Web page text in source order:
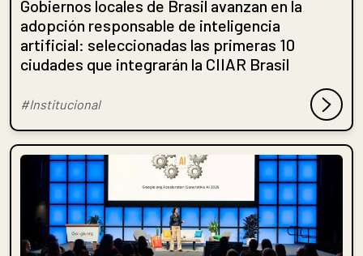
Gobiernos locales de Brasil avanzan en la
adopción responsable de inteligencia
artificial: seleccionadas las primeras 10
ciudades que integrarán la CIIAR Brasil
#Institucional